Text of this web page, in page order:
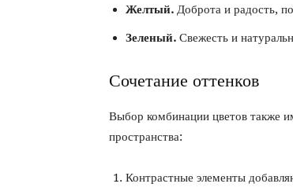
Желтый. Доброта и радость,
Зеленый. Свежесть и
Сочетание оттенков
Выбор комбинации цветов также
пространства:
Контрастные элементы